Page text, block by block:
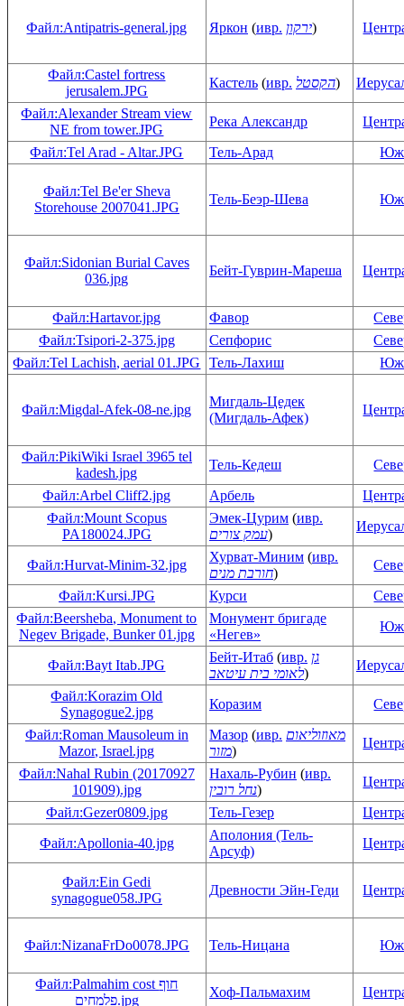
Файл:Antipatris-general.jpg Яркон (ивр. ירקון)
Файл:Castel fortress
jerusalem.JPG
Кастель (ивр. הקסטל)
Файл:Alexander Stream view
NE from tower.JPG
Река Александр
Файл:Tel Arad - Altar.JPG
Тель-Арад
Файл:Tel Be'er Sheva
Storehouse 2007041.JPG
Тель-Беэр-Шева
Файл:Sidonian Burial Caves
036.jpg
Бейт-Гуврин-Мареша
Файл:Hartavor.jpg Фавор
Файл:Tsipori-2-375.jpg
Сепфорис
Файл:Tel Lachish, aerial 01.JPG
Тель-Лахиш
Файл:Migdal-Afek-08-ne.jpg
Мигдаль-Цедек
(Мигдаль-Афек)
Файл:PikiWiki Israel 3965 tel
kadesh.jpg
Тель-Кедеш
Файл:Arbel Cliff2.jpg
Арбель
Файл:Mount Scopus
PA180024.JPG
Эмек-Цурим (ивр.
עמק צורים)
Файл:Hurvat-Minim-32.jpg
Хурват-Миним (ивр.
חורבת מנים)
Файл:Kursi.JPG
Курси
Файл:Beersheba, Monument to
Negev Brigade, Bunker 01.jpg
Монумент бригаде
«Негев»
Файл:Bayt Itab.JPG
Бейт-Итаб (ивр. גן
לאומי בית עיטאב)
Файл:Korazim Old
Synagogue2.jpg
Коразим
Файл:Roman Mausoleum in
Mazor, Israel.jpg
Мазор (ивр. מאוזוליאום
מזור)
Файл:Nahal Rubin (20170927
101909).jpg
Нахаль-Рубин (ивр.
נחל רובין)
Файл:Gezer0809.jpg
Тель-Гезер
Файл:Apollonia-40.jpg
Аполония (Тель-
Арсуф)
Файл:Ein Gedi
synagogue058.JPG
Древности Эйн-Геди
Файл:NizanaFrDo0078.JPG Тель-Ницана
Файл:Palmahim cost חוף
פלמחים.jpg
Хоф-Пальмахим